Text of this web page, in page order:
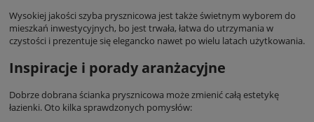
Wysokiej jakości szyba prysznicowa jest także świetnym wyborem do
mieszkań inwestycyjnych, bo jest trwała, łatwa do utrzymania w
czystości i prezentuje się elegancko nawet po wielu latach użytkowania.
Inspiracje i porady aranżacyjne
Dobrze dobrana ścianka prysznicowa może zmienić całą estetykę
łazienki. Oto kilka sprawdzonych pomysłów: